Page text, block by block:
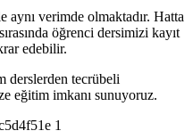
verimde olmaktadır. Hatta
öğrenci dersimizi kayıt
edebilir.
derslerden tecrübeli
eğitim imkanı sunuyoruz.